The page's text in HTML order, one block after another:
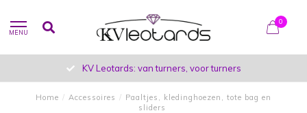
MENU
0
KV Leotards: van turners, voor turners
Home / Accessoires / Paaltjes, kledinghoezen, tote bag en
sliders